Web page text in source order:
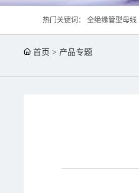
热门关键词： 全绝缘管型母线
首页 > 产品专题